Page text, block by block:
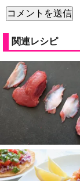
関連レシピ